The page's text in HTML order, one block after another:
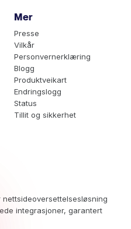
Mer
Presse
Vilkår
Personvernerklæring
Blogg
Produktveikart
Endringslogg
Status
Tillit og sikkerhet
integrasjoner, garantert